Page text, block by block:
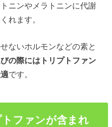
ニンやメラトニンに代謝
れます。
ないホルモンなどの素と
の際にはトリプトファン
です。
ファンが含まれ